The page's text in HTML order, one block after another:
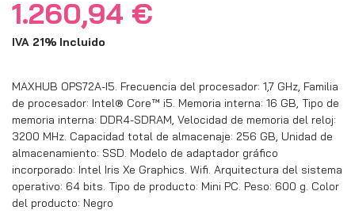
1.260,94 €
IVA 21% Incluido
MAXHUB OPS72A-I5. Frecuencia del procesador: 1,7 GHz, Familia
de procesador: Intel® Core™ i5. Memoria interna: 16 GB, Tipo de
memoria interna: DDR4-SDRAM, Velocidad de memoria del reloj:
3200 MHz. Capacidad total de almacenaje: 256 GB, Unidad de
almacenamiento: SSD. Modelo de adaptador gráfico
incorporado: Intel Iris Xe Graphics. Wifi. Arquitectura del sistema
operativo: 64 bits. Tipo de producto: Mini PC. Peso: 600 g. Color
del producto: Negro